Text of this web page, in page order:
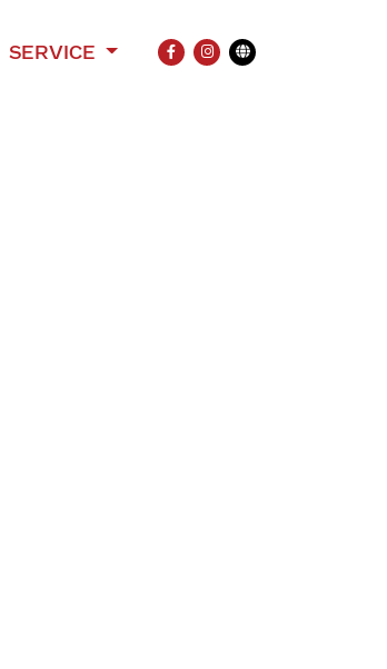
SERVICE
FACEBOOK
INSTAGRAM
Übersetzung